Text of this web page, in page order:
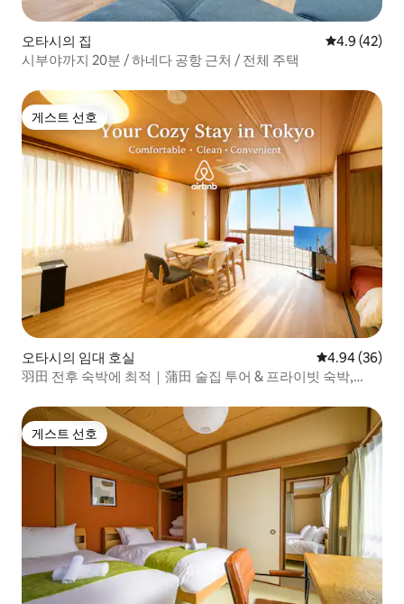
오타시의 집 평점 4.9점(5
4.9 (42)
시부야까지 20분 / 하네다 공항 근처 / 전체 주택
게스트 선호
게스트 선호
오타시의 임대 호실 평점 4.94점(5
4.94 (36)
羽田 전후 숙박에 최적｜蒲田 술집 투어 & 프라이빗 숙박,
게스트 선호
게스트 선호